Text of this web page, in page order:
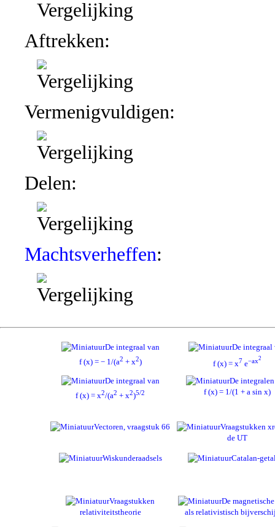
Aftrekken:
Vermenigvuldigen:
Delen:
Machtsverheffen:
De integraal van
f (x) = − 1/(a2 + x2)
De integraal
f (x) = x7 e−ax2
De integraal van
f (x) = x2/(a2 + x2)5/2
De
f (x) = 1/(1 + a sin x)
Vectoren, vraagstuk 66
Vraagstukken
de UT
Wiskunderaadsels Catalan-
Vraagstukken
relativiteitstheorie
De
als relativistisch